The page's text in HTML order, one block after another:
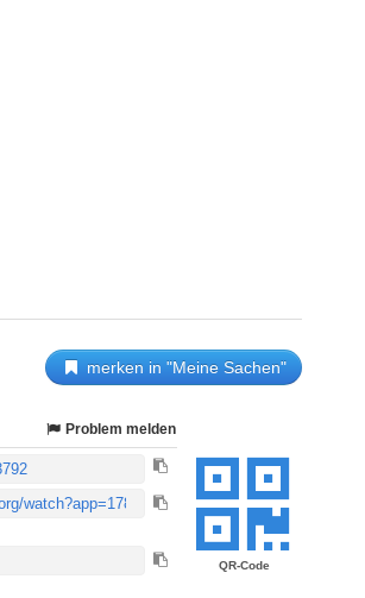
merken in "Meine Sachen"
QR-Code
Problem melden